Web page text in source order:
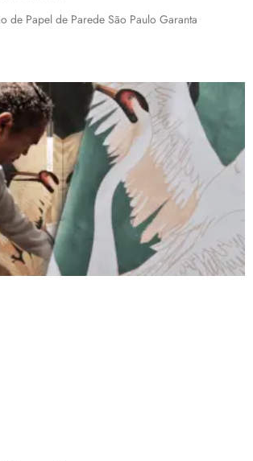
de Papel de Parede São Paulo Garanta